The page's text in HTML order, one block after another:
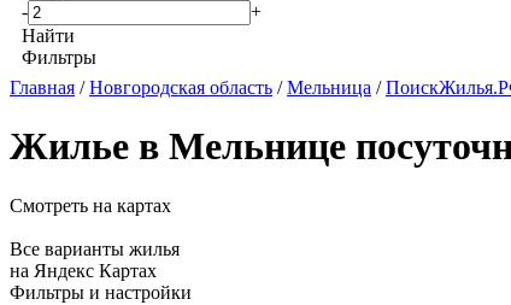
-
+
Найти
Фильтры
Главная /Новгородская область /Мельница /
Жилье в Мельнице
Смотреть на картах
Все варианты жилья
на Яндекс Картах
Фильтры и настройки